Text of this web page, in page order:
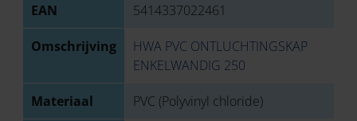
EAN 5414337022461
Omschrijving
HWA PVC ONTLUCHTINGSKAP
ENKELWANDIG 250
Materiaal PVC (Polyvinyl chloride)